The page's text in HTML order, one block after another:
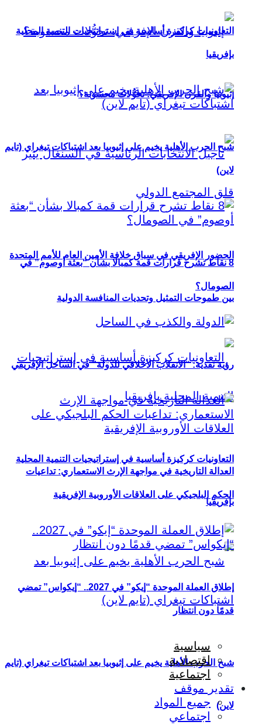
إثيوبيا والقرن الإفريقي: تحوُّلات محسوبة؟
الحضور الإفريقي في سباق خلافة الأمين العام للأمم المتحدة
بين طموحات التمثيل وتحديات المنافسة الدولية
التعاونيات كركيزة أساسية في إستراتيجيات التنمية المحلية
بإفريقيا
شبح الحرب الأهلية يخيم على إثيوبيا بعد اشتباكات تيغراي (تايم
لاين)
التعاونيات كركيزة أساسية في إستراتيجيات التنمية المحلية
بإفريقيا
شبح الحرب الأهلية يخيم على إثيوبيا بعد اشتباكات تيغراي (تايم
لاين)
8 نقاط تشرح قرارات قمة كمبالا بشأن “بعثة أوصوم” في
الصومال؟
رؤية نقدية: “الانقلاب الأخلاقي للدولة” في الساحل الإفريقي
العدالة التاريخية في مواجهة الإرث الاستعماري: تداعيات
الحكم البلجيكي على العلاقات الأوروبية الإفريقية
إطلاق العملة الموحدة “إيكو” في 2027.. “إيكواس” تمضي
قدمًا دون انتظار
سياسية
اقتصادية
اجتماعية
تقدير موقف
جميع المواد
اجتماعي